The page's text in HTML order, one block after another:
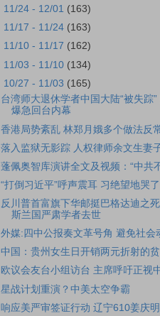
11/24 - 12/01 (163)
11/17 - 11/24 (163)
11/10 - 11/17 (162)
11/03 - 11/10 (134)
10/27 - 11/03 (165)
台湾师大退休学者中国大陆“被失踪
爆急回台内幕
香港局势紊乱 林郑月娥多个做法反
落入监狱无影踪 人权律师余文生妻
蓬佩奥智库演讲全文及视频：“中共
“打倒习近平”呼声震耳 习绝望地哭了
反川普首富旗下华邮挺巴格达迪之
斯兰国严肃学者去世
外媒:四中公报奏文革号角 避免社会
中国：贵州女生日开销两元折射的
欧议会友台小组访台 主席呼吁正视
星战计划重演？中美太空争霸
响应美严审签证行动 辽宁610姜庆